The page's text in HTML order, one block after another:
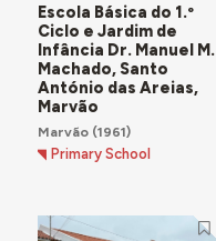
Escola Básica do 1.º
Ciclo e Jardim de
Infância Dr. Manuel M.
Machado, Santo
António das Areias,
Marvão
Marvão(1961)
Primary School